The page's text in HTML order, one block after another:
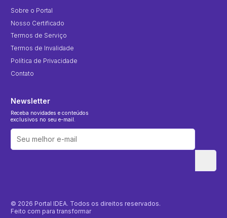
Sobre o Portal
Nosso Certificado
Termos de Serviço
Termos de Invalidade
Política de Privacidade
Contato
Newsletter
Receba novidades e conteúdos
exclusivos no seu e-mail.
© 2026 Portal IDEA. Todos os direitos reservados.
Feito com para transformar